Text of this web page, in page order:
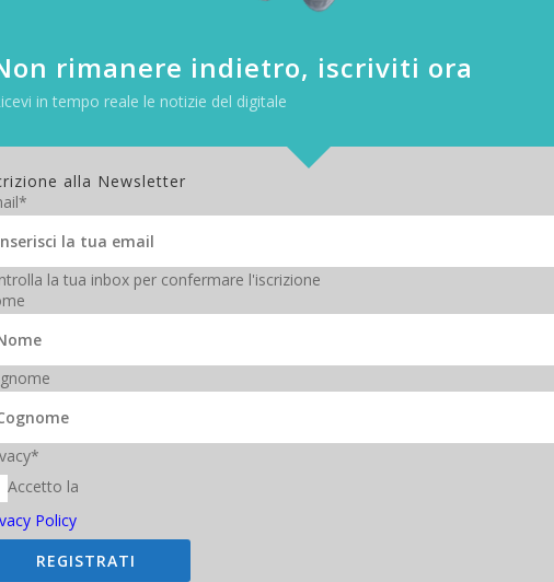
tempo è Candy Crush Saga, seguito da Ninja Fruit e Angry Birds, ma quello
seguito da Candy Crush Saga.
rimanere indietro, iscriviti ora
in tempo reale le notizie del digitale
alla Newsletter
la tua inbox per confermare l'iscrizione
Accetto la
Policy
REGISTRATI